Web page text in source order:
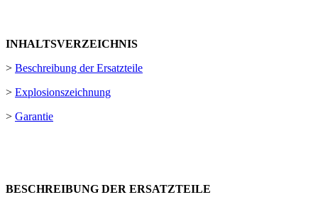
INHALTSVERZEICHNIS
> Beschreibung der Ersatzteile
> Explosionszeichnung
> Garantie
BESCHREIBUNG DER ERSATZTEILE